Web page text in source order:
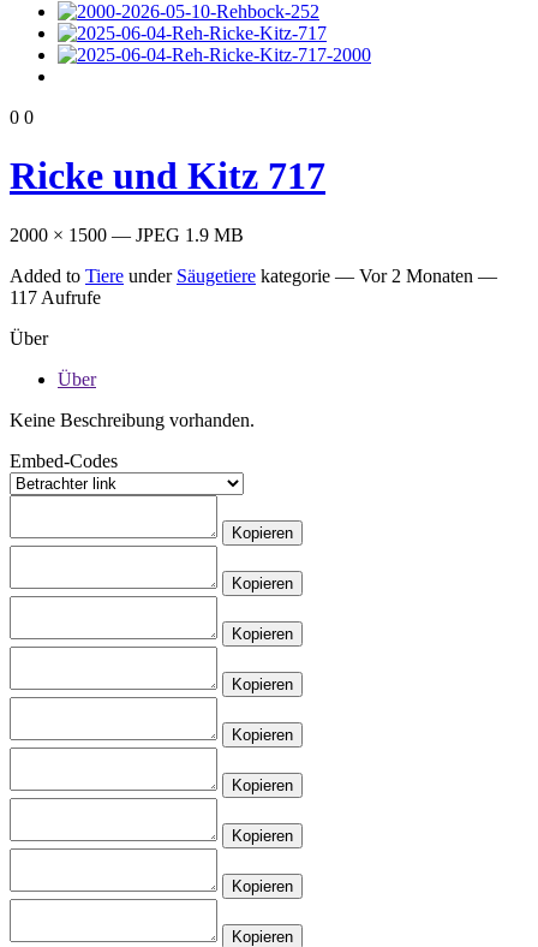
0 0
Ricke und Kitz 717
2000 × 1500 — JPEG 1.9 MB
Added to Tiere under Säugetiere kategorie — Vor 2 Monaten —
117 Aufrufe
Über
Über
Keine Beschreibung vorhanden.
Embed-Codes
Kopieren
Kopieren
Kopieren
Kopieren
Kopieren
Kopieren
Kopieren
Kopieren
Kopieren